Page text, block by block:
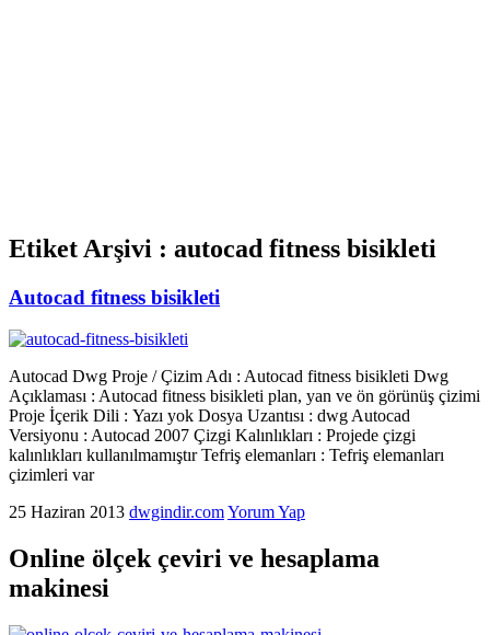
Etiket Arşivi : autocad fitness bisikleti
Autocad fitness bisikleti
Autocad Dwg Proje / Çizim Adı : Autocad fitness bisikleti Dwg
Açıklaması : Autocad fitness bisikleti plan, yan ve ön görünüş çizimi
Proje İçerik Dili : Yazı yok Dosya Uzantısı : dwg Autocad
Versiyonu : Autocad 2007 Çizgi Kalınlıkları : Projede çizgi
kalınlıkları kullanılmamıştır Tefriş elemanları : Tefriş elemanları
çizimleri var
25 Haziran 2013 dwgindir.comYorum Yap
Online ölçek çeviri ve hesaplama
makinesi